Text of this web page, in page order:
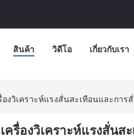
สินค้า วิดีโอ เกี่ยวกับเรา
องวิเคราะห์แรงสั่นสะเทือนและกา
เครื่องวิเคราะห์แรงสั่น